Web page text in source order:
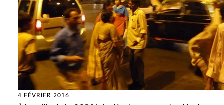
4 FÉVRIER 2016